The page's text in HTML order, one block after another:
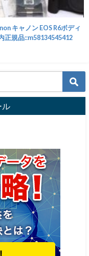
キャノン EOS R6ボディ
正規品::m58134545412
ル